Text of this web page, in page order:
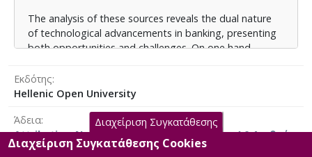
του ψηφιακού μετασχηματισμού. Η μελέτη προτείνει
στρατηγικές όπως η δια βίου μάθηση και η
συνεργασία δημόσιου και ιδιωτικού τομέα για
Παρά το αυξανόμενο ερευνητικό ενδιαφέρον
παγκοσμίως για τον ψηφιακό μετασχηματισμό στον
τραπεζικό τομέα, οι έρευνες που διερευνούν
συστηματικά τις επιπτώσεις του στην Ελλάδα
παραμένουν ελάχιστες. Η συγκεκριμένη έρευνα
The analysis of these sources reveals the dual nature
of technological advancements in banking, presenting
both opportunities and challenges. On one hand,
personalization, and process automation are evident.
On the other hand, growing uncertainty about job
environment.
To address these challenges, continuous professional
Εκδότης
Hellenic Open University
Άδεια
Attribution-NonCommercial-NoDerivatives 4.0 Διεθνές
Διαχείριση Συγκατάθεσης
Διαχείριση Συγκατάθεσης Cookies